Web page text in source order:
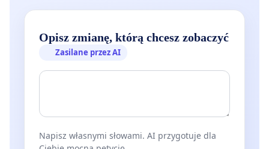
Opisz zmianę, którą chcesz zobaczyć
Zasilane przez AI
Napisz własnymi słowami. AI przygotuje dla